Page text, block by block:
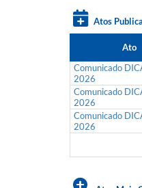
Atos
Ato
Comunicado
2026
Comunicado
2026
Comunicado
2026